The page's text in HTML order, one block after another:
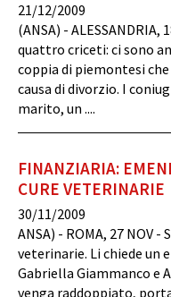
21/12/2009
(ANSA) -
quattro criceti: ci sono
coppia di piemontesi
causa di divorzio. I
marito, un ....
FINANZIARIA:
CURE VETERINARIE
30/11/2009
ANSA) - ROMA, 27 NOV
veterinarie. Li chiede un
Gabriella Giammanco e
venga raddoppiato,